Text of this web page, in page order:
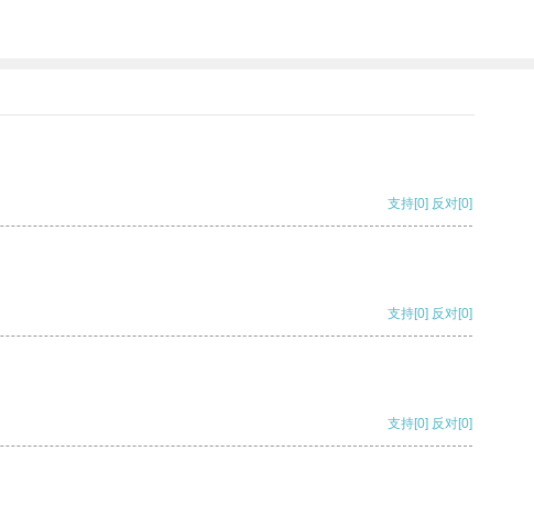
支持[0] 反对[0]
支持[0] 反对[0]
支持[0] 反对[0]